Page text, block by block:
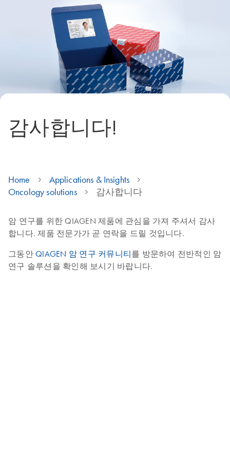
감사합니다!
Home
Applications & Insights
Oncology solutions
감사합니다
암 연구를 위한 QIAGEN 제품에 관심을 가져 주셔서 감사
합니다. 제품 전문가가 곧 연락을 드릴 것입니다.
그동안 QIAGEN 암 연구 커뮤니티를 방문하여 전반적인 암
연구 솔루션을 확인해 보시기 바랍니다.